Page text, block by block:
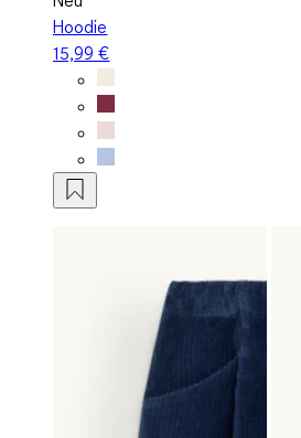
Hoodie
15,99 €